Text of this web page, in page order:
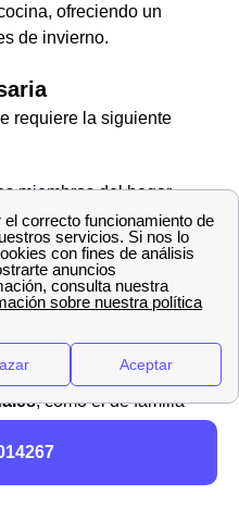
ofreciendo un
de invierno.
requiere la siguiente
miembros del hogar
de
acredite la
o un certificado de la
, como el de familia